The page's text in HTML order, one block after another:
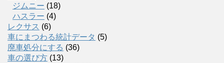
ジムニー (18)
ハスラー (4)
レクサス (6)
車にまつわる統計データ (5)
廃車処分にする (36)
車の選び方 (13)